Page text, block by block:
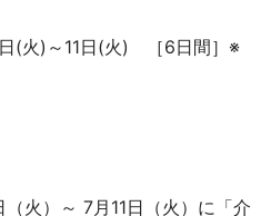
)～11日(火) ［6日間］※
火）～ 7月11日（火）に「介